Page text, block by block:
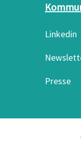
Linkedin
Presse